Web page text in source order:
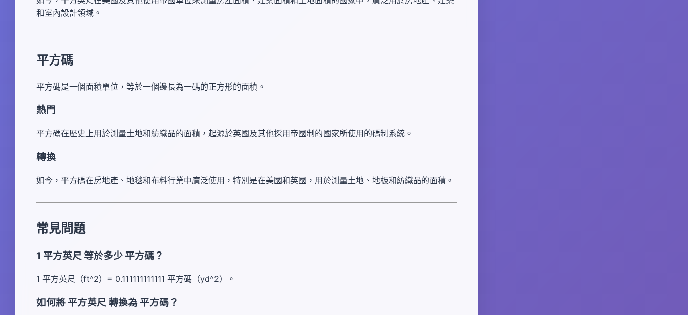
和室內設計領域。
平方碼
平方碼是一個面積單位，等於一個邊長為一碼的正方形的面積。
熱門
平方碼在歷史上用於測量土地和紡織品的面積，起源於英國及其他採用帝國制的國家所使用的碼制系統。
轉換
如今，平方碼在房地產、地毯和布料行業中廣泛使用，特別是在美國和英國，用於測量土地、地板和紡織品的面積。
常見問題
1 平方英尺 等於多少 平方碼？
1 平方英尺（ft^2）= 0.111111111111 平方碼（yd^2）。
如何將 平方英尺 轉換為 平方碼？